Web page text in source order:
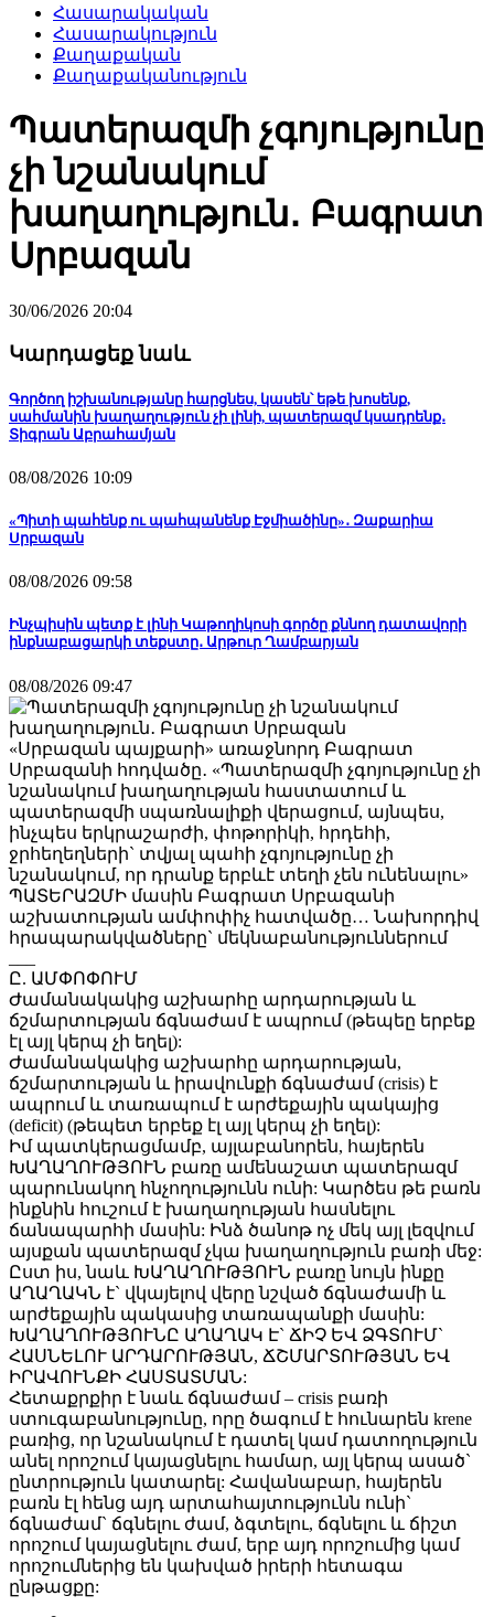
Հասարակական
Հասարակություն
Քաղաքական
Քաղաքականություն
Պատերազմի չգոյությունը
չի նշանակում
խաղաղություն․ Բագրատ
Սրբազան
30/06/2026 20:04
Կարդացեք նաև
Գործող իշխանությանը հարցնես, կասեն՝ եթե խոսենք,
սահմանին խաղաղություն չի լինի, պատերազմ կսադրենք․
Տիգրան Աբրահամյան
08/08/2026 10:09
«Պիտի պահենք ու պահպանենք Էջմիածինը»․ Զաքարիա
Սրբազան
08/08/2026 09:58
Ինչպիսին պետք է լինի Կաթողիկոսի գործը քննող դատավորի
ինքնաբացարկի տեքստը․ Արթուր Ղամբարյան
08/08/2026 09:47
«Սրբազան պայքարի» առաջնորդ Բագրատ
Սրբազանի հոդվածը․ «Պատերազմի չգոյությունը չի
նշանակում խաղաղության հաստատում և
պատերազմի սպառնալիքի վերացում, այնպես,
ինչպես երկրաշարժի, փոթորիկի, հրդեհի,
ջրհեղեղների` տվյալ պահի չգոյությունը չի
նշանակում, որ դրանք երբևէ տեղի չեն ունենալու»
ՊԱՏԵՐԱԶՄԻ մասին Բագրատ Սրբազանի
աշխատության ամփոփիչ հատվածը… Նախորդիվ
հրապարակվածները` մեկնաբանություններում
Ը. ԱՄՓՈՓՈՒՄ
Ժամանակակից աշխարհը արդարության և
ճշմարտության ճգնաժամ է ապրում (թեպեը երբեք
էլ այլ կերպ չի եղել):
Ժամանակակից աշխարհը արդարության,
ճշմարտության և իրավունքի ճգնաժամ (crisis) է
ապրում և տառապում է արժեքային պակայից
(deficit) (թեպետ երբեք էլ այլ կերպ չի եղել):
Իմ պատկերացմամբ, այլաբանորեն, հայերեն
ԽԱՂԱՂՈՒԹՅՈՒՆ բառը ամենաշատ պատերազմ
պարունակող հնչողությունն ունի: Կարծես թե բառն
ինքնին հուշում է խաղաղության հասնելու
ճանապարհի մասին: Ինձ ծանոթ ոչ մեկ այլ լեզվում
այսքան պատերազմ չկա խաղաղություն բառի մեջ:
Ըստ իս, նաև ԽԱՂԱՂՈՒԹՅՈՒՆ բառը նույն ինքը
ԱՂԱՂԱԿՆ է` վկայելով վերը նշված ճգնաժամի և
արժեքային պակասից տառապանքի մասին:
ԽԱՂԱՂՈՒԹՅՈՒՆԸ ԱՂԱՂԱԿ Է` ՃԻՉ ԵՎ ՁԳՏՈՒՄ`
ՀԱՍՆԵԼՈՒ ԱՐԴԱՐՈՒԹՅԱՆ, ՃՇՄԱՐՏՈՒԹՅԱՆ ԵՎ
ԻՐԱՎՈՒՆՔԻ ՀԱՍՏԱՏՄԱՆ:
Հետաքրքիր է նաև ճգնաժամ – crisis բառի
ստուգաբանությունը, որը ծագում է հունարեն krene
բառից, որ նշանակում է դատել կամ դատողություն
անել որոշում կայացնելու համար, այլ կերպ ասած`
ընտրություն կատարել: Հավանաբար, հայերեն
բառն էլ հենց այդ արտահայտությունն ունի`
ճգնաժամ` ճգնելու ժամ, ձգտելու, ճգնելու և ճիշտ
որոշում կայացնելու ժամ, երբ այդ որոշումից կամ
որոշումներից են կախված իրերի հետագա
ընթացքը: